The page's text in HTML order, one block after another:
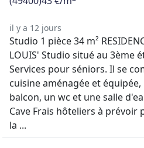
il y a 12 jours
Studio 1 pièce 34 m²
LOUIS' Studio situé au 3ème
Services pour séniors. Il se
cuisine aménagée et
balcon, un wc et une salle
Cave Frais hôteliers à prévoir
la ...